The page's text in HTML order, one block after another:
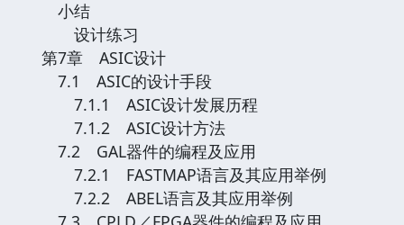
小结
设计练习
第7章 ASIC设计
7.1 ASIC的设计手段
7.1.1 ASIC设计发展历程
7.1.2 ASIC设计方法
7.2 GAL器件的编程及应用
7.2.1 FASTMAP语言及其应用举例
7.2.2 ABEL语言及其应用举例
继续阅读 请点击这
里关闭窗口